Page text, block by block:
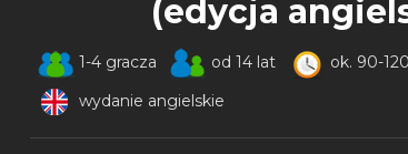
(edycja
1-4 gracza od 14 lat
ok. 90-
wydanie angielskie